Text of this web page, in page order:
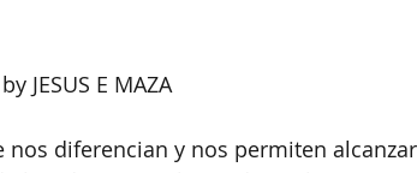
JESUS E MAZA
nos diferencian y nos permiten